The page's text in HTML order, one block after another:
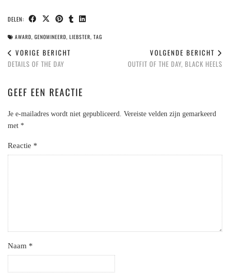
DELEN:
AWARD, GENOMINEERD, LIEBSTER, TAG
VORIGE BERICHT
DETAILS OF THE DAY
VOLGENDE BERICHT
OUTFIT OF THE DAY, BLACK HEELS
GEEF EEN REACTIE
Je e-mailadres wordt niet gepubliceerd. Vereiste velden zijn gemarkeerd
met *
Reactie *
Naam *